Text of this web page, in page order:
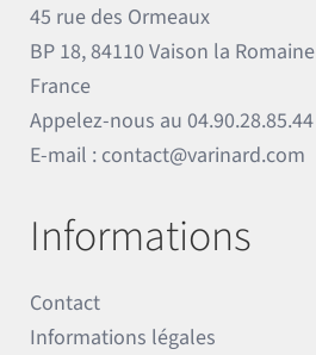
45 rue des Ormeaux
BP 18, 84110 Vaison la Romaine
France
Appelez-nous au04.90.28.85.44
E-mail : contact@varinard.com
Informations
Contact
Informations légales